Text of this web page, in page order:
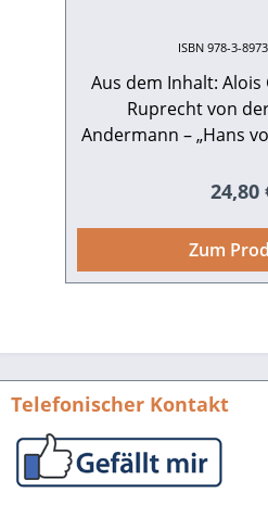
ISBN 978-3-
Aus dem Inhalt: Alois Gerlich – „König
Ruprecht von
Andermann – „Hans
(Tragus)“ Alfred H.
Christian Crollius“
Wolfgang Schlegel –
Christmann“ Pfälzer Lebensbilder.
Harthausen.
Pfälzischen
24,80
Zum
Telefonischer Kontakt